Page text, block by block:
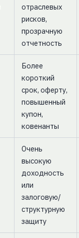
отраслевых
рисков,
прозрачную
отчетность
Более
короткий
срок, оферту,
повышенный
купон,
ковенанты
Очень
высокую
доходность
или
залоговую/
структурную
защиту